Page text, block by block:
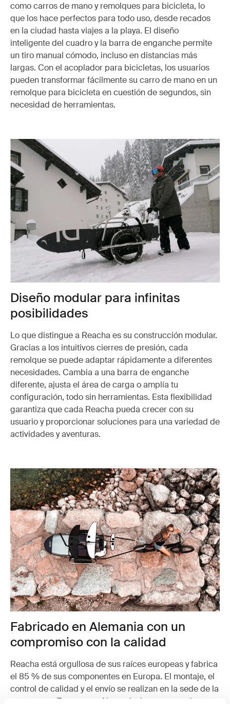
como carros de mano y remolques para bicicleta, lo
que los hace perfectos para todo uso, desde recados
en la ciudad hasta viajes a la playa. El diseño
inteligente del cuadro y la barra de enganche permite
un tiro manual cómodo, incluso en distancias más
largas. Con el acoplador para bicicletas, los usuarios
pueden transformar fácilmente su carro de mano en un
remolque para bicicleta en cuestión de segundos, sin
necesidad de herramientas.
Diseño modular para infinitas
posibilidades
Lo que distingue a Reacha es su construcción modular.
Gracias a los intuitivos cierres de presión, cada
remolque se puede adaptar rápidamente a diferentes
necesidades. Cambia a una barra de enganche
diferente, ajusta el área de carga o amplía tu
configuración, todo sin herramientas. Esta flexibilidad
garantiza que cada Reacha pueda crecer con su
usuario y proporcionar soluciones para una variedad de
actividades y aventuras.
Fabricado en Alemania con un
compromiso con la calidad
Reacha está orgullosa de sus raíces europeas y fabrica
el 85 % de sus componentes en Europa. El montaje, el
control de calidad y el envío se realizan en la sede de la
empresa en Tegernsee, Alemania, lo que garantiza